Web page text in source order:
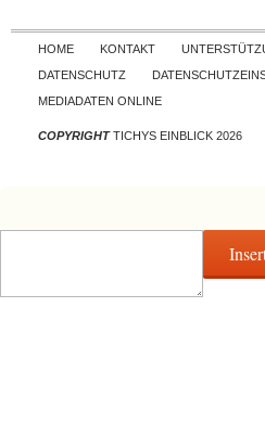
HOME KONTAKT
DATENSCHUTZ
MEDIADATEN ONLINE
COPYRIGHTTICHYS EINBLICK 2026